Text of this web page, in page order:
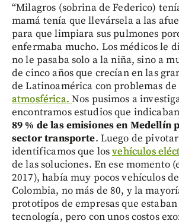
“Milagros (sobrina de Federico)
mamá tenía que llevársela a las
para que limpiara sus pulmones
enfermaba mucho. Los médicos le
no le pasaba solo a la niña, sino a
de cinco años que crecían en las
de Latinoamérica con problemas de
atmosférica. Nos pusimos a
encontramos estudios que
89 % de las emisiones en Medellín
sector transporte. Luego de
identificamos que losvehículos
de las soluciones. En ese momento
2017), había muy pocos vehículos
Colombia, no más de 80, y la
prototipos de empresas que
tecnología, pero con unos costos